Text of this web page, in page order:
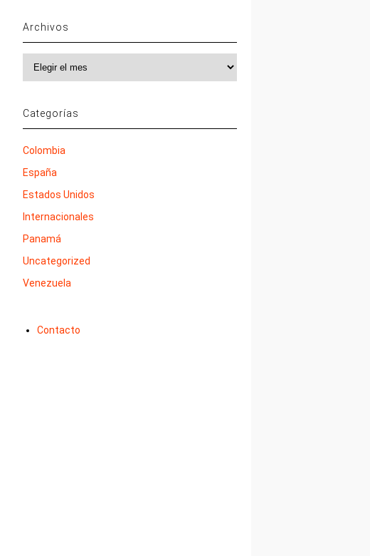
Archivos
Categorías
Colombia
España
Estados Unidos
Internacionales
Panamá
Uncategorized
Venezuela
Contacto